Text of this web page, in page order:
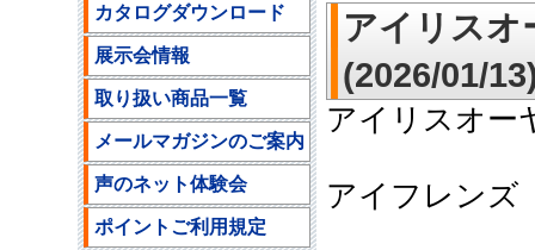
アイリスオ
(2026/01/
アイリスオー
アイフレン
カタログダウンロード
展示会情報
取り扱い商品一覧
メールマガジンのご案内
声のネット体験会
ポイントご利用規定